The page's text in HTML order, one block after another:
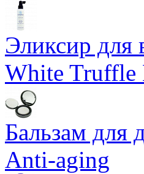
Эликсир для
White
Бальзам для
Anti-aging